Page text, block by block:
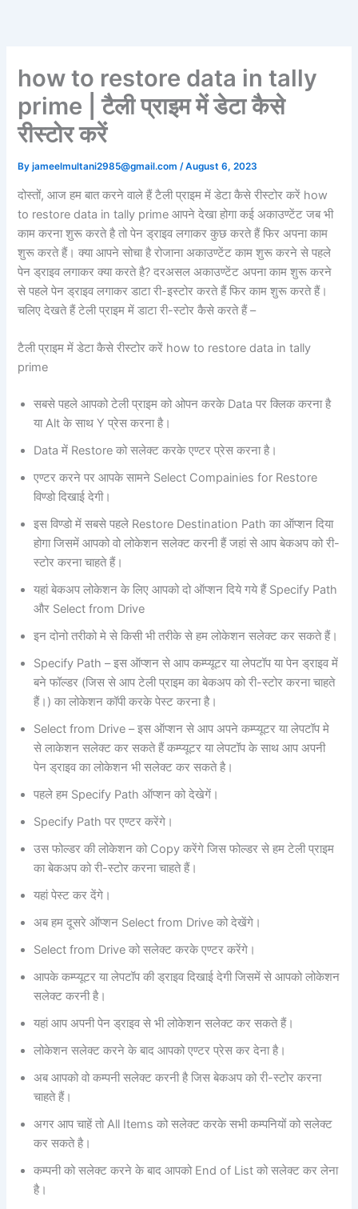
how to restore data in tally
prime | टैली प्राइम में डेटा कैसे
रीस्टोर करें
Byjameelmultani2985@gmail.com/August 6, 2023
दोस्तों, आज हम बात करने वाले हैं टैली प्राइम में डेटा कैसे रीस्टोर करें how
to restore data in tally prime आपने देखा होगा कई अकाउण्टेंट जब भी
काम करना शुरू करते है तो पेन ड्राइव लगाकर कुछ करते हैं फिर अपना काम
शुरू करते हैं। क्या आपने सोचा है रोजाना अकाउण्टेंट काम शुरू करने से पहले
पेन ड्राइव लगाकर क्या करते है? दरअसल अकाउण्टेंट अपना काम शुरू करने
से पहले पेन ड्राइव लगाकर डाटा री-इस्टोर करते हैं फिर काम शुरू करते हैं।
चलिए देखते हैं टेली प्राइम में डाटा री-स्टोर कैसे करते हैं –
टैली प्राइम में डेटा कैसे रीस्टोर करें how to restore data in tally
prime
सबसे पहले आपको टेली प्राइम को ओपन करके Data पर क्लिक करना है
या Alt के साथ Y प्रेस करना है।
Data में Restore को सलेक्ट करके एण्टर प्रेस करना है।
एण्टर करने पर आपके सामने Select Compainies for Restore
विण्डो दिखाई देगी।
इस विण्डो में सबसे पहले Restore Destination Path का ऑप्शन दिया
होगा जिसमें आपको वो लोकेशन सलेक्ट करनी हैं जहां से आप बेकअप को री-
स्टोर करना चाहते हैं।
यहां बेकअप लोकेशन के लिए आपको दो ऑप्शन दिये गये हैं Specify Path
और Select from Drive
इन दोनो तरीको मे से किसी भी तरीके से हम लोकेशन सलेक्ट कर सकते हैं।
Specify Path – इस ऑप्शन से आप कम्प्यूटर या लेपटॉप या पेन ड्राइव में
बने फॉल्डर (जिस से आप टेली प्राइम का बेकअप को री-स्टोर करना चाहते
हैं।) का लोकेशन कॉपी करके पेस्ट करना है।
Select from Drive – इस ऑप्शन से आप अपने कम्प्यूटर या लेपटॉप मे
से लाकेशन सलेक्ट कर सकते हैं कम्प्यूटर या लेपटॉप के साथ आप अपनी
पेन ड्राइव का लोकेशन भी सलेक्ट कर सकते है।
पहले हम Specify Path ऑप्शन को देखेगें।
Specify Path पर एण्टर करेंगे।
उस फोल्डर की लोकेशन को Copy करेंगे जिस फोल्डर से हम टेली प्राइम
का बेकअप को री-स्टोर करना चाहते हैं।
यहां पेस्ट कर देंगे।
अब हम दूसरे ऑप्शन Select from Drive को देखेंगे।
Select from Drive को सलेक्ट करके एण्टर करेंगे।
आपके कम्प्यूटर या लेपटॉप की ड्राइव दिखाई देगी जिसमें से आपको लोकेशन
सलेक्ट करनी है।
यहां आप अपनी पेन ड्राइव से भी लोकेशन सलेक्ट कर सकते हैं।
लोकेशन सलेक्ट करने के बाद आपको एण्टर प्रेस कर देना है।
अब आपको वो कम्पनी सलेक्ट करनी है जिस बेकअप को री-स्टोर करना
चाहते हैं।
अगर आप चाहें तो All Items को सलेक्ट करके सभी कम्पनियों को सलेक्ट
कर सकते है।
कम्पनी को सलेक्ट करने के बाद आपको End of List को सलेक्ट कर लेना
है।